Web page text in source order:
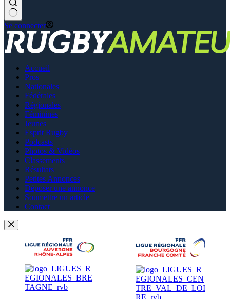
Se connecter
Accueil
Pros
Nationales
Fédérales
Régionales
Féminines
Jeunes
Esprit Rugby
Podcasts
Photos & Vidéos
Classements
Résultats
Petites Annonces
Déposer une annonce
Soumettre un article
Contact